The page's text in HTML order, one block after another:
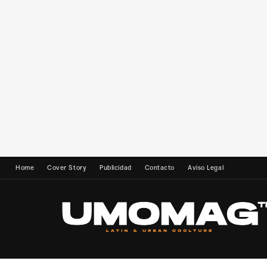
Home Cover Story Publicidad Contacto Aviso Legal